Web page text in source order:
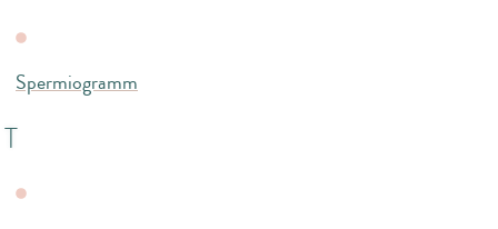
Spermiogramm
T